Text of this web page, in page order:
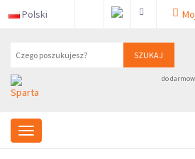
Polski
SZUKAJ
do